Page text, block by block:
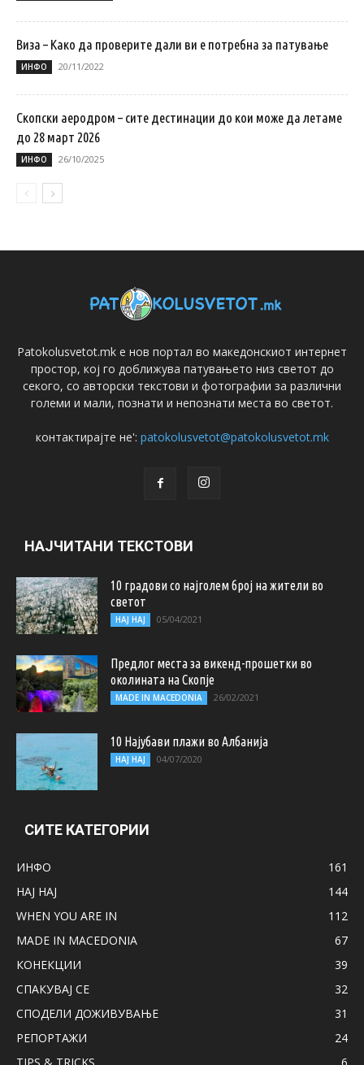
Виза – Како да проверите дали ви е потребна за патување
ИНФО 20/11/2022
Скопски аеродром – сите дестинации до кои може да летаме
до 28 март 2026
ИНФО 26/10/2025
Patokolusvetot.mk е нов портал во македонскиот интернет
простор, кој го доближува патувањето низ светот до
секого, со авторски текстови и фотографии за различни
големи и мали, познати и непознати места во светот.
контактирајте не': patokolusvetot@patokolusvetot.mk
НАЈЧИТАНИ ТЕКСТОВИ
10 градови со најголем број на жители во
светот
НАЈ НАЈ 05/04/2021
Предлог места за викенд-прошетки во
околината на Скопје
MADE IN MACEDONIA 26/02/2021
10 Најубави плажи во Албанија
НАЈ НАЈ 04/07/2020
СИТЕ КАТЕГОРИИ
ИНФО
161
НАЈ НАЈ
144
WHEN YOU ARE IN
112
MADE IN MACEDONIA
67
КОНЕКЦИИ
39
СПАКУВАЈ СЕ
32
СПОДЕЛИ ДОЖИВУВАЊЕ
31
РЕПОРТАЖИ
24